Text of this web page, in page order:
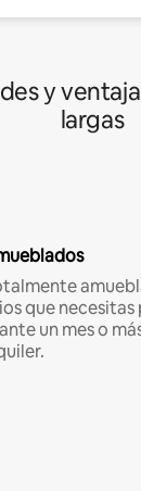
y
largas
que necesitas
un mes o